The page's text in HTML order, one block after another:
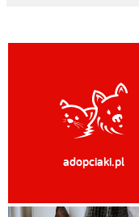
adopciaki.pl